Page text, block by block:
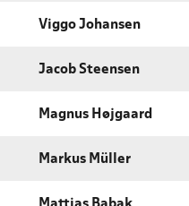
Viggo Johansen
Jacob Steensen
Magnus Højgaard
Markus Müller